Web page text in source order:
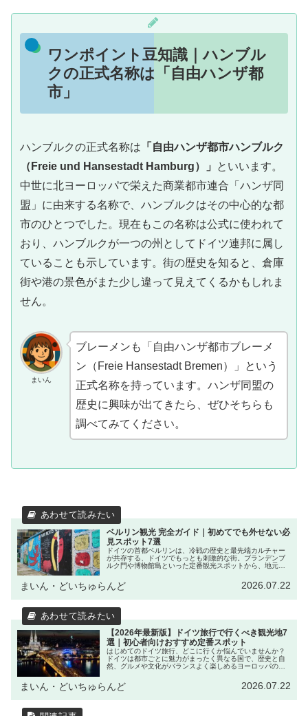
ワンポイント豆知識｜ハンブル
クの正式名称は「自由ハンザ都
市」
ハンブルクの正式名称は 「自由ハンザ都市ハンブルク
（Freie und Hansestadt Hamburg）」
といいます。
中世に北ヨーロッパで栄えた商業都市連合「ハンザ同
盟」に由来する名称で、ハンブルクはその中心的な都
市のひとつでした。現在もこの名称は公式に使われて
おり、ハンブルクが一つの州としてドイツ連邦に属し
ていることも示しています。街の歴史を知ると、倉庫
街や港の景色がまた少し違って見えてくるかもしれま
せん。
まいん
ブレーメンも「自由ハンザ都市ブレーメ
ン（Freie Hansestadt Bremen）」という
正式名称を持っています。ハンザ同盟の
歴史に興味が出てきたら、ぜひそちらも
調べてみてください。
ベルリン観光 完全ガイド｜初めてでも外せない必
見スポット7選
ドイツの首都ベルリンは、冷戦の歴史と最先端カルチャー
が共存する、ドイツでもっとも刺激的な街。ブランデンブ
ルク門や博物館島といった定番観光スポットから、地元っ
で、見どころが尽きません。この記...
まいん・どいちゅらんど 2026.07.22
【2026年最新版】ドイツ旅行で行くべき観光地7
選｜初心者向けおすすめ定番スポット
はじめてのドイツ旅行、どこに行くか悩んでいませんか？
ドイツは都市ごとに魅力がまったく異なる国で、歴史と自
然、グルメや文化がバランスよく楽しめるヨーロッパの人
る「定番観光スポット」を7つ厳選...
まいん・どいちゅらんど 2026.07.22